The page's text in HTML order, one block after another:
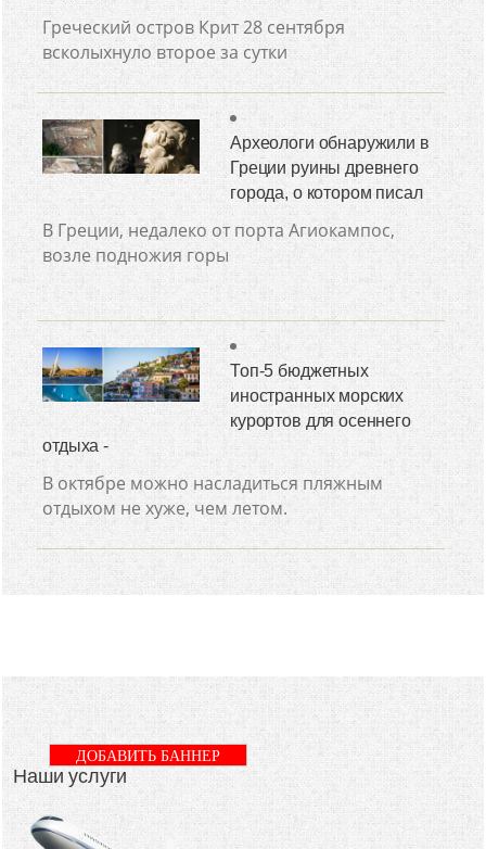
Греческий остров Крит 28 сентября
всколыхнуло второе за сутки
Археологи обнаружили в
Греции руины древнего
города, о котором писал
В Греции, недалеко от порта Агиокампос,
возле подножия горы
Топ-5 бюджетных
иностранных морских
курортов для осеннего
отдыха -
В октябре можно насладиться пляжным
отдыхом не хуже, чем летом.
Наши услуги
ДОБАВИТЬ БАННЕР